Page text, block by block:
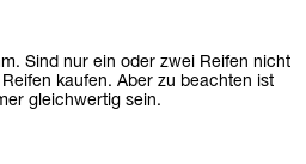
Sind nur ein oder zwei Reifen nicht
kaufen. Aber zu beachten ist
gleichwertig sein.